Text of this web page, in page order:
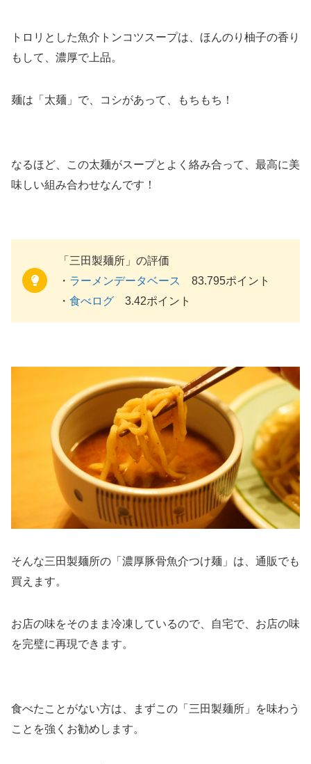
トロリとした魚介トンコツスープは、ほんのり柚子の香り
もして、濃厚で上品。
麺は「太麺」で、コシがあって、もちもち！
なるほど、この太麺がスープとよく絡み合って、最高に美
味しい組み合わせなんです！
「三田製麺所」の評価
・ ラーメンデータベース
83.795ポイント
・ 食べログ 3.42ポイント
そんな三田製麺所の「濃厚豚骨魚介つけ麺」は、通販でも
買えます。
お店の味をそのまま冷凍しているので、自宅で、お店の味
を完璧に再現できます。
食べたことがない方は、まずこの「三田製麺所」を味わう
ことを強くお勧めします。